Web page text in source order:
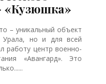
«Кузюшка»
– уникальный объект
но и для всей
работу центр военно-
«Авангард». Это